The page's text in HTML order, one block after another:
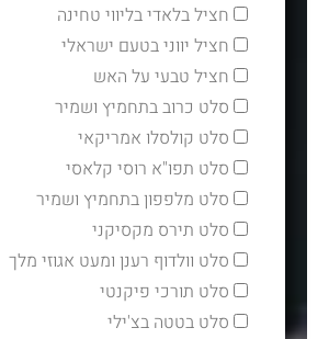
חציל בלאדי בליווי טחינה
חציל יווני בטעם ישראלי
חציל טבעי על האש
סלט כרוב בתחמיץ ושמיר
סלט קולסלו אמריקאי
סלט תפו"א רוסי קלאסי
סלט מלפפון בתחמיץ ושמיר
סלט תירס מקסיקני
סלט וולדוף רענן ומעט אגוזי מלך
סלט תורכי פיקנטי
סלט בטטה בצ'ילי